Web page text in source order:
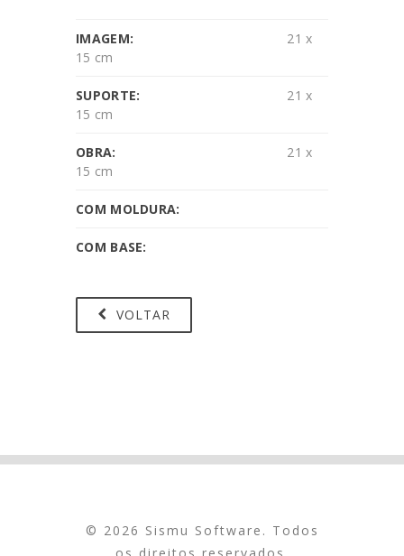
IMAGEM:
21 x
15 cm
SUPORTE:
21 x
15 cm
OBRA:
21 x
15 cm
COM MOLDURA:
COM BASE:
VOLTAR
© 2026 Sismu Software. Todos